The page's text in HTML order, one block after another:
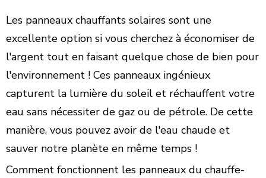
SOLUTION
SUPPORT ET SERVICES
CENTRE DE PRESSE
CONTACTEZ-NOUS
Les panneaux chauffants solaires sont une
excellente option si vous cherchez à économiser de
l'argent tout en faisant quelque chose de bien pour
l'environnement ! Ces panneaux ingénieux
capturent la lumière du soleil et réchauffent votre
eau sans nécessiter de gaz ou de pétrole. De cette
manière, vous pouvez avoir de l'eau chaude et
sauver notre planète en même temps !
Comment fonctionnent les panneaux du chauffe-